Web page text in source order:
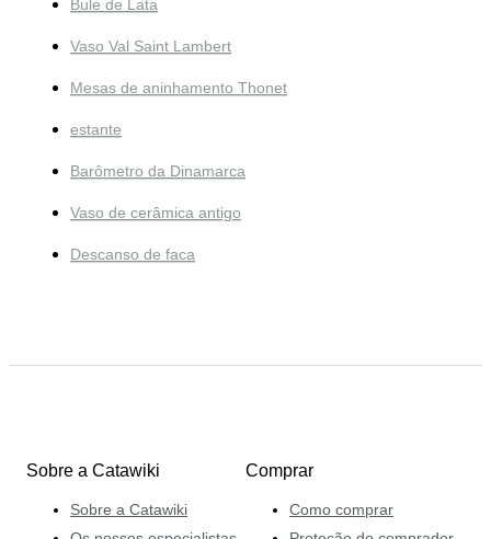
Bule de Lata
Vaso Val Saint Lambert
Mesas de aninhamento Thonet
estante
Barômetro da Dinamarca
Vaso de cerâmica antigo
Descanso de faca
Sobre a Catawiki
Sobre a Catawiki
Comprar
Como comprar